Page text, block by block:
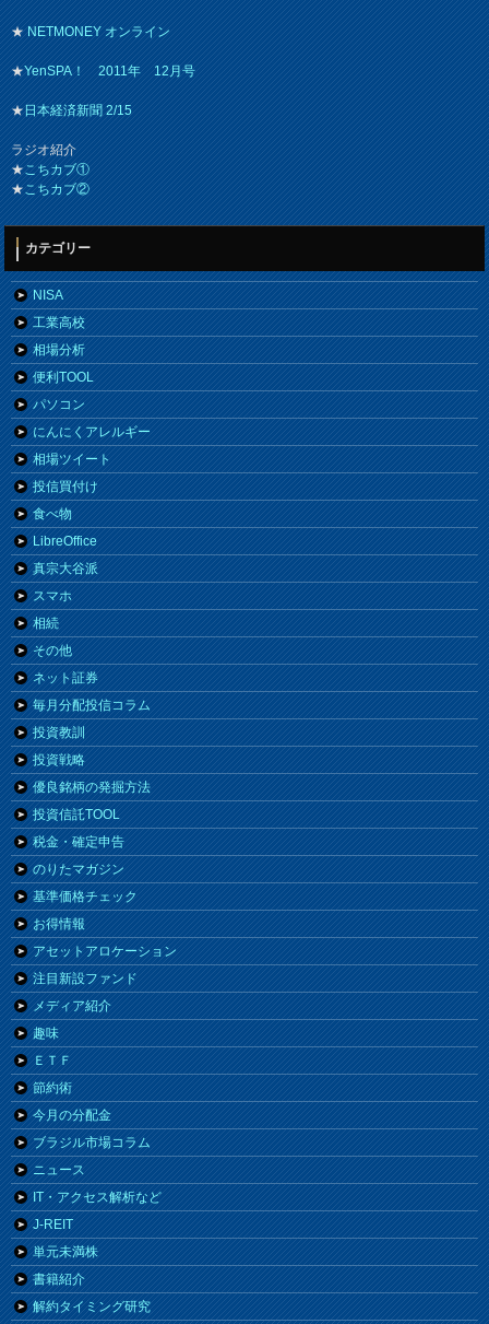
★NETMONEY オンライン
★YenSPA！ 2011年 12月号
★日本経済新聞 2/15
ラジオ紹介
★こちカブ①
★こちカブ②
カテゴリー
NISA
工業高校
相場分析
便利TOOL
パソコン
にんにくアレルギー
相場ツイート
投信買付け
食べ物
LibreOffice
真宗大谷派
スマホ
相続
その他
ネット証券
毎月分配投信コラム
投資教訓
投資戦略
優良銘柄の発掘方法
投資信託TOOL
税金・確定申告
のりたマガジン
基準価格チェック
お得情報
アセットアロケーション
注目新設ファンド
メディア紹介
趣味
ＥＴＦ
節約術
今月の分配金
ブラジル市場コラム
ニュース
IT・アクセス解析など
J-REIT
単元未満株
書籍紹介
解約タイミング研究